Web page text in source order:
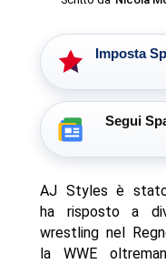
Imposta
Segui
AJ Styles è
ha risposto a
wrestling nel
la WWE